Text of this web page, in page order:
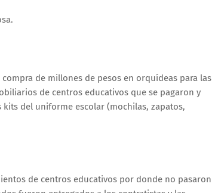
de millones de pesos en orquídeas para las
de centros educativos que se pagaron y
del uniforme escolar (mochilas, zapatos,
de centros educativos por donde no pasaron